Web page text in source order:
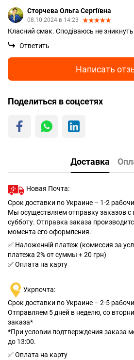
Сторчева Ольга Сергіївна
08.10.2024 в 14:23
Класний смак. Сподіваюсь не
Ответить
Написать
Поделиться в соцсетях
Доставка
Новая Почта:
Срок доставки по Украине – 1-2
Мы осуществляем отправку заказов с
субботу. Отправка заказа
момента его оформления.
✅ Наложенній платеж (комиссия за
платежа 2% от суммы + 20 грн)
✅ Оплата на карту
Укрпочта:
Срок доставки по Украине – 2-5
Отправляем 5 дней в неделю, со
заказа*
*При условии подтверждения заказа
до 13:00.
✅ Оплата на карту